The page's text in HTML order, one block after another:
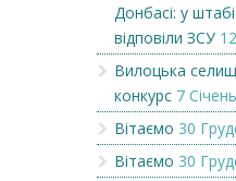
Донбасі: у
відповіли ЗСУ
Вилоцька
конкурс 7
Вітаємо 30
Вітаємо 30